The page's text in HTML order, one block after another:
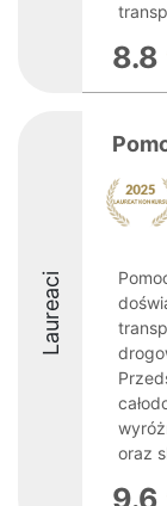
8.8
Laureaci
oraz
9.6